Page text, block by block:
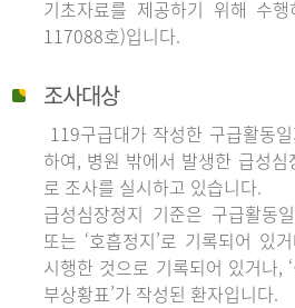
기초자료를 제공하기 위해 수행
117088호)입니다.
조사대상
119구급대가 작성한 구급활동
하여, 병원 밖에서 발생한 급성
로 조사를 실시하고 있습니다.
급성심장정지 기준은 구급활동
또는 ‘호흡정지’로 기록되어 있
시행한 것으로 기록되어 있거나,
부상황표’가 작성된 환자입니다.